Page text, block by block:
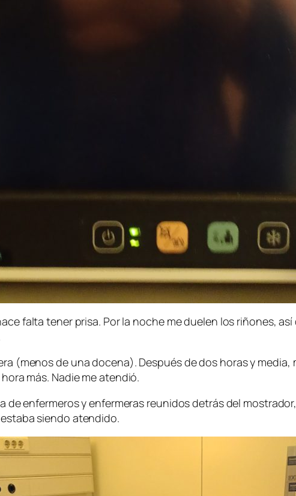
falta tener prisa. Por la noche me duelen los riñones,
(menos de una docena). Después de dos horas y
más. Nadie me atendió.
de enfermeros y enfermeras reunidos detrás del
siendo atendido.